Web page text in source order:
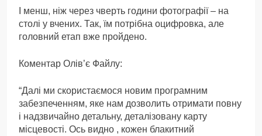
І менш, ніж через чверть години фотографії – на
столі у вчених. Так, їм потрібна оцифровка, але
головний етап вже пройдено.
Коментар Олів’є Файлу:
“Далі ми скористаємося новим програмним
забезпеченням, яке нам дозволить отримати повну
і надзвичайно детальну, деталізовану карту
місцевості. Ось видно , кожен блакитний